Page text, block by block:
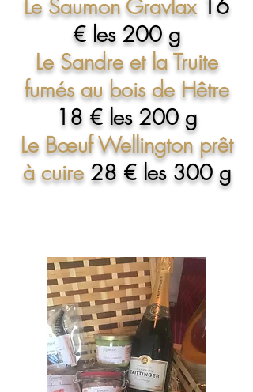
Le Saumon Gravlax 16
€ les 200 g
Le Sandre et la Truite
fumés au bois de Hêtre
18 € les 200 g
Le Bœuf Wellington prêt
à cuire 28 € les 300 g